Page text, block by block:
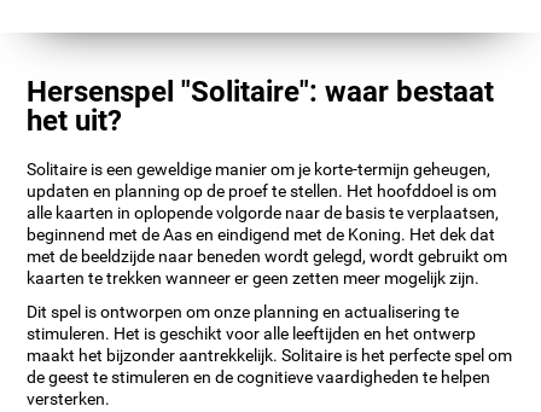
Hersenspel "Solitaire": waar bestaat
het uit?
Solitaire is een geweldige manier om je korte-termijn geheugen,
updaten en planning op de proef te stellen. Het hoofddoel is om
alle kaarten in oplopende volgorde naar de basis te verplaatsen,
beginnend met de Aas en eindigend met de Koning. Het dek dat
met de beeldzijde naar beneden wordt gelegd, wordt gebruikt om
kaarten te trekken wanneer er geen zetten meer mogelijk zijn.
Dit spel is ontworpen om onze planning en actualisering te
stimuleren. Het is geschikt voor alle leeftijden en het ontwerp
maakt het bijzonder aantrekkelijk. Solitaire is het perfecte spel om
de geest te stimuleren en de cognitieve vaardigheden te helpen
versterken.